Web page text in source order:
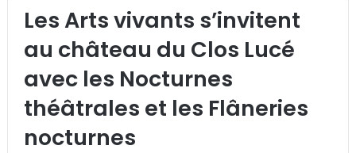
Les Arts vivants s’invitent
au château du Clos Lucé
avec les Nocturnes
théâtrales et les Flâneries
nocturnes